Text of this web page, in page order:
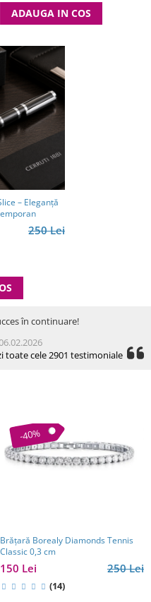
ADAUGA IN COS
– Eleganță
250 Lei
în continuare!
toate cele 2901 testimoniale
-40%
Brăţară Borealy Diamonds Tennis
Classic 0,3 cm
250 Lei
150 Lei
(14)